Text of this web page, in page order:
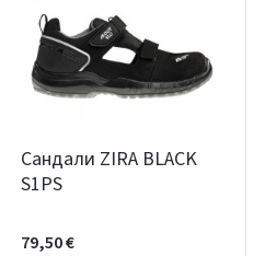
Сандали ZIRA BLACK
S1PS
79,50 €